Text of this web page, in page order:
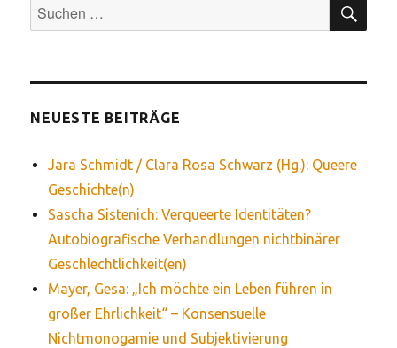
Suchen
nach:
NEUESTE BEITRÄGE
Jara Schmidt / Clara Rosa Schwarz (Hg.): Queere
Geschichte(n)
Sascha Sistenich: Verqueerte Identitäten?
Autobiografische Verhandlungen nichtbinärer
Geschlechtlichkeit(en)
Mayer, Gesa: „Ich möchte ein Leben führen in
großer Ehrlichkeit“ – Konsensuelle
Nichtmonogamie und Subjektivierung